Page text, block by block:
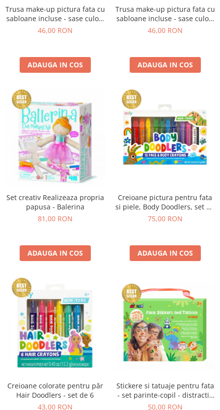
Jucarii dentitie
Jucarii Senzoriale
Teatru de papusi
Umbrele
Stilouri
Trusa make-up pictura fata cu
sabloane incluse - sase culori
non-alergice - curcubeu si
46,00 RON
ADAUGA IN COS
Trusa make-up pictura fata cu
sabloane incluse - sase culori
non-alergice - flori si fluturi
46,00 RON
ADAUGA IN COS
Set creativ Realizeaza propria
papusa - Balerina
81,00 RON
ADAUGA IN COS
Creioane pictura pentru fata
si piele, Body Doodlers, set de
12
75,00 RON
ADAUGA IN COS
Creioane colorate pentru păr
Hair Doodlers - set de 6
43,00 RON
Stickere si tatuaje pentru fata
- set parinte-copil - distractie
in familie
50,00 RON